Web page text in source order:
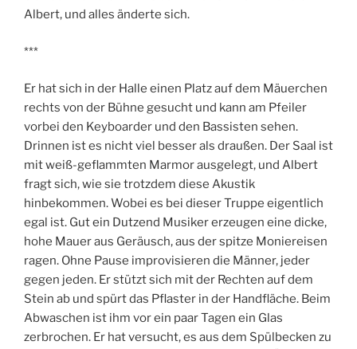
Albert, und alles änderte sich.
***
Er hat sich in der Halle einen Platz auf dem Mäuerchen
rechts von der Bühne gesucht und kann am Pfeiler
vorbei den Keyboarder und den Bassisten sehen.
Drinnen ist es nicht viel besser als draußen. Der Saal ist
mit weiß-geflammten Marmor ausgelegt, und Albert
fragt sich, wie sie trotzdem diese Akustik
hinbekommen. Wobei es bei dieser Truppe eigentlich
egal ist. Gut ein Dutzend Musiker erzeugen eine dicke,
hohe Mauer aus Geräusch, aus der spitze Moniereisen
ragen. Ohne Pause improvisieren die Männer, jeder
gegen jeden. Er stützt sich mit der Rechten auf dem
Stein ab und spürt das Pflaster in der Handfläche. Beim
Abwaschen ist ihm vor ein paar Tagen ein Glas
zerbrochen. Er hat versucht, es aus dem Spülbecken zu